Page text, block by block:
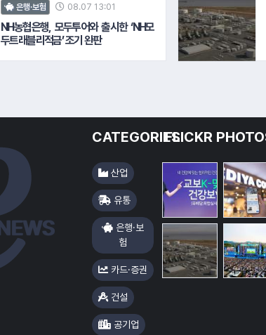
은행·보험 08.07 13:01
NH농협은행, 모두투어와 출시한 ‘NH모
두트래블리적금’ 조기 완판
CATEGORIES
산업
유통
은행·보
험
카드·증권
건설
공기업
FLICKR